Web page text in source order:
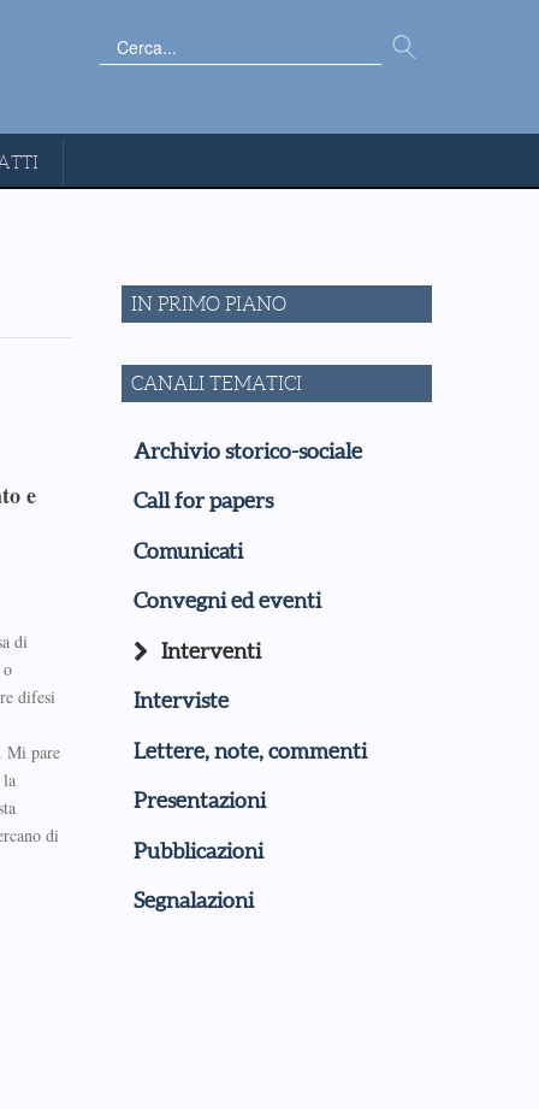
Cerca...
e
di
difesi
Mi pare
la
di
IN PRIMO PIANO
CANALI TEMATICI
Archivio storico-sociale
Call for papers
Comunicati
Convegni ed eventi
Interventi
Interviste
Lettere, note, commenti
Presentazioni
Pubblicazioni
Segnalazioni